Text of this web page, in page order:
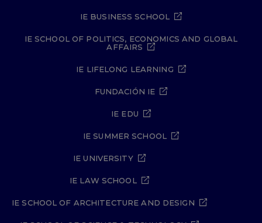
IE BUSINESS SCHOOL
IE SCHOOL OF POLITICS, ECONOMICS AND GLOBAL
AFFAIRS
IE LIFELONG LEARNING
FUNDACIÓN IE
IE EDU
IE SUMMER SCHOOL
IE UNIVERSITY
IE LAW SCHOOL
IE SCHOOL OF ARCHITECTURE AND DESIGN